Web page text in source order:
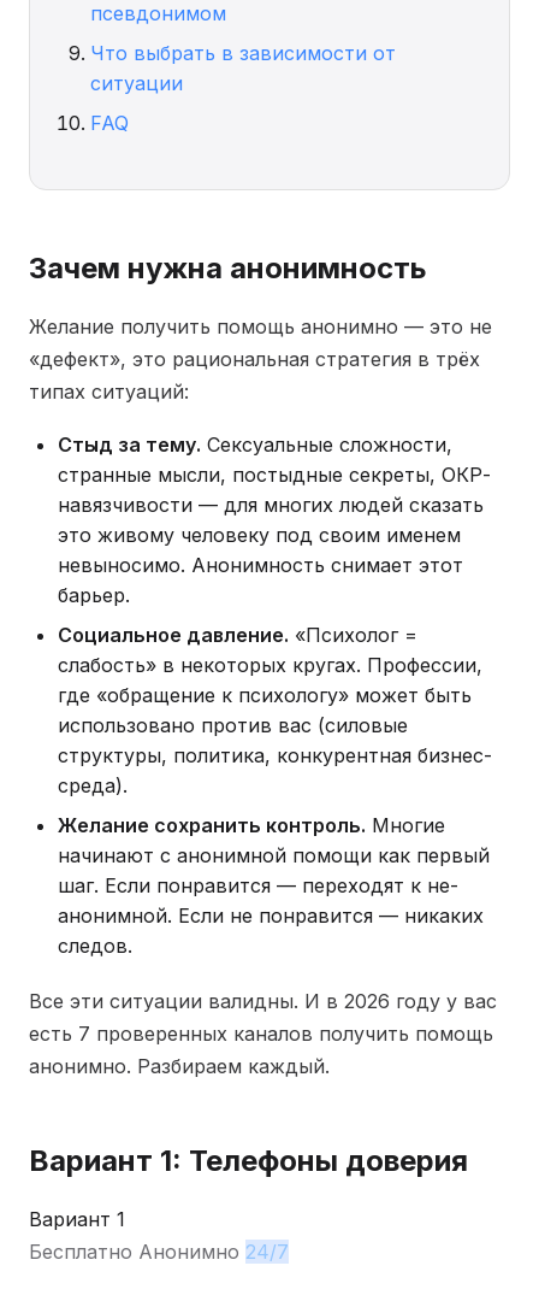
псевдонимом
Что выбрать в зависимости от
ситуации
FAQ
Зачем нужна анонимность
Желание получить помощь анонимно — это не
«дефект», это рациональная стратегия в трёх
типах ситуаций:
Стыд за тему. Сексуальные сложности,
странные мысли, постыдные секреты, ОКР-
навязчивости — для многих людей сказать
это живому человеку под своим именем
невыносимо. Анонимность снимает этот
барьер.
Социальное давление. «Психолог =
слабость» в некоторых кругах. Профессии,
где «обращение к психологу» может быть
использовано против вас (силовые
структуры, политика, конкурентная бизнес-
среда).
Желание сохранить контроль. Многие
начинают с анонимной помощи как первый
шаг. Если понравится — переходят к не-
анонимной. Если не понравится — никаких
следов.
Все эти ситуации валидны. И в 2026 году у вас
есть 7 проверенных каналов получить помощь
анонимно. Разбираем каждый.
Вариант 1: Телефоны доверия
Вариант 1
Бесплатно Анонимно 24/7